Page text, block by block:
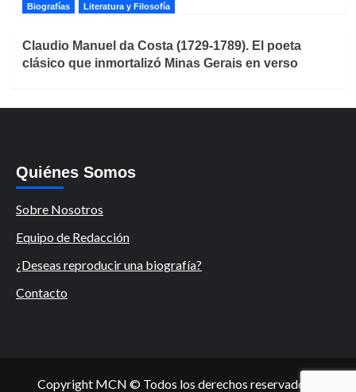
Biografías Literatura y Filosofía
Claudio Manuel da Costa (1729-1789). El poeta
clásico que inmortalizó Minas Gerais en verso
Quiénes Somos
Sobre Nosotros
Equipo de Redacción
¿Deseas reproducir una biografía?
Contacto
Copyright MCN © Todos los derechos reservados.